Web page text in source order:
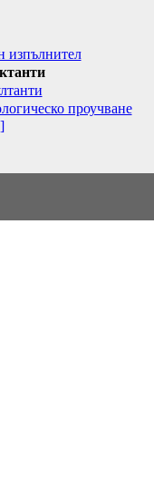
изпълнител
проучване